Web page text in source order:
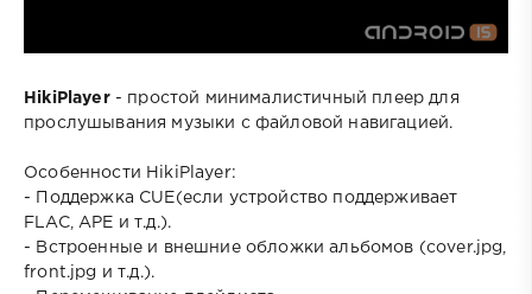
HikiPlayer - простой минималистичный плеер для
прослушывания музыки с файловой навигацией.
Особенности HikiPlayer:
- Поддержка СUE(если устройство поддерживает
FLAC, APE и т.д.).
- Встроенные и внешние обложки альбомов (cover.jpg,
front.jpg и т.д.).